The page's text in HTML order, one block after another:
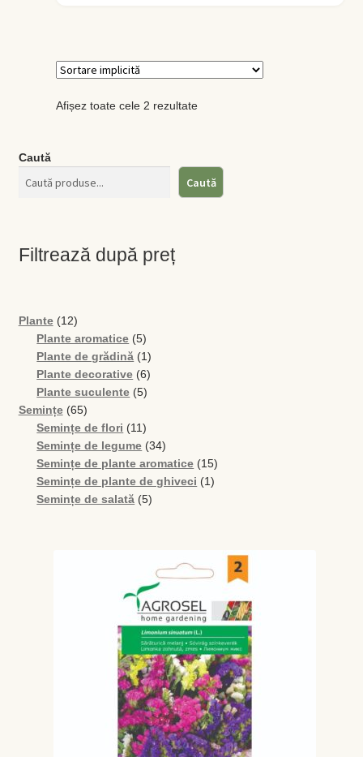
Mentă
Oregano
Rozmarin
Salvie
My account
Plată și Livrare
Politică de confidențialitate
Servicii
Termeni și condiții
Afișez toate cele 2 rezultate
Caută
Caută
Filtrează după preț
Plante 1212
produse
Plante aromatice 55
produse
Plante de grădină 11
produs
Plante decorative 66
produse
Plante suculente 55
Semințe 6565
de
produse
Semințe de flori 1111
produse
Semințe de legume 3434
de
produse
Semințe de plante aromatice 1515
produse
Semințe de plante de ghiveci 11
Semințe de salată 55